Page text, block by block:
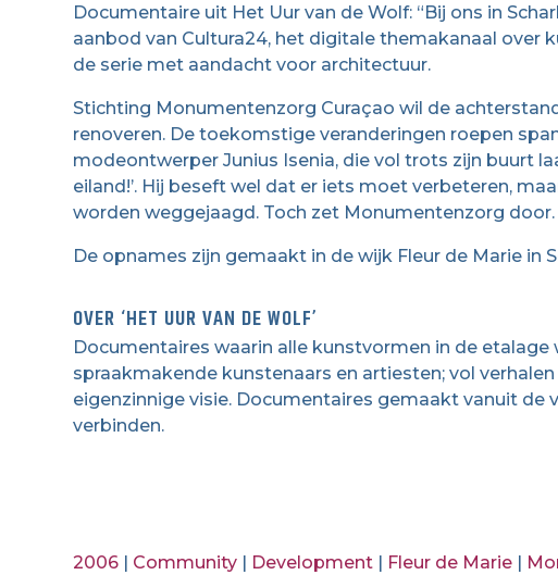
Documentaire uit Het Uur van de Wolf: “Bij ons in
aanbod van Cultura24, het digitale themakanaal over
de serie met aandacht voor architectuur.
Stichting Monumentenzorg Curaçao wil de
renoveren. De toekomstige veranderingen roepen
modeontwerper Junius Isenia, die vol trots zijn buurt
eiland!’. Hij beseft wel dat er iets moet verbeteren,
worden weggejaagd. Toch zet Monumentenzorg
De opnames zijn gemaakt in de wijk Fleur de Marie in
OVER ‘HET UUR VAN DE WOLF’
Documentaires waarin alle kunstvormen in de
spraakmakende kunstenaars en artiesten; vol
eigenzinnige visie. Documentaires gemaakt vanuit de
verbinden.
2006 Community Development Fleur de Marie